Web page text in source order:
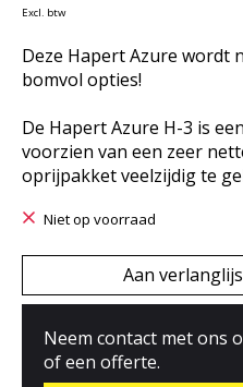
Excl. btw
Deze Hapert Azure wordt
bomvol opties!
De Hapert Azure H-3 is
voorzien van een zeer
oprijpakket veelzijdig te
Niet op voorraad
Aan
Neem contact met ons
of een offerte.